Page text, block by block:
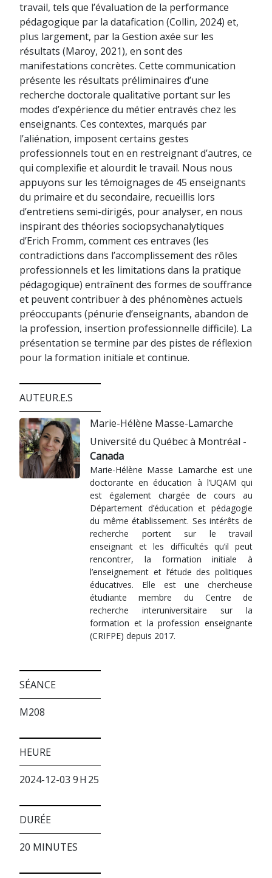
travail, tels que l’évaluation de la performance
pédagogique par la datafication (Collin, 2024) et,
plus largement, par la Gestion axée sur les
résultats (Maroy, 2021), en sont des
manifestations concrètes. Cette communication
présente les résultats préliminaires d’une
recherche doctorale qualitative portant sur les
modes d’expérience du métier entravés chez les
enseignants. Ces contextes, marqués par
l’aliénation, imposent certains gestes
professionnels tout en en restreignant d’autres, ce
qui complexifie et alourdit le travail. Nous nous
appuyons sur les témoignages de 45 enseignants
du primaire et du secondaire, recueillis lors
d’entretiens semi-dirigés, pour analyser, en nous
inspirant des théories sociopsychanalytiques
d’Erich Fromm, comment ces entraves (les
contradictions dans l’accomplissement des rôles
professionnels et les limitations dans la pratique
pédagogique) entraînent des formes de souffrance
et peuvent contribuer à des phénomènes actuels
préoccupants (pénurie d’enseignants, abandon de
la profession, insertion professionnelle difficile). La
présentation se termine par des pistes de réflexion
pour la formation initiale et continue.
AUTEUR.E.S
Marie-Hélène Masse-Lamarche
Université du Québec à Montréal -
Canada
Marie-Hélène Masse Lamarche est une
doctorante en éducation à l’UQAM qui
est également chargée de cours au
Département d’éducation et pédagogie
du même établissement. Ses intérêts de
recherche portent sur le travail
enseignant et les difficultés qu’il peut
rencontrer, la formation initiale à
l’enseignement et l’étude des politiques
éducatives. Elle est une chercheuse
étudiante membre du Centre de
recherche interuniversitaire sur la
formation et la profession enseignante
(CRIFPE) depuis 2017.
SÉANCE
M208
HEURE
2024-12-03 9 H 25
DURÉE
20 MINUTES